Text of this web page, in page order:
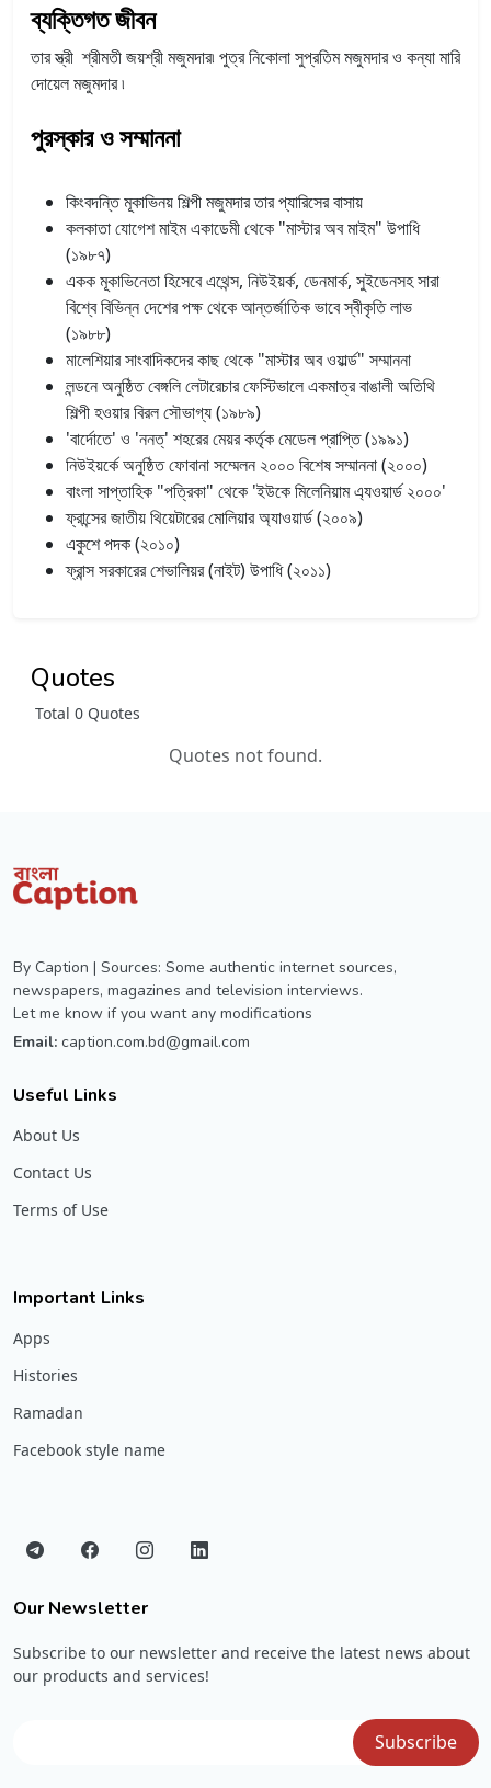
ব্যক্তিগত জীবন
তার স্ত্রী শ্রীমতী জয়শ্রী মজুমদার৷ পুত্র নিকোলা সুপ্রতিম মজুমদার ও কন্যা মারি
দোয়েল মজুমদার ৷
পুরস্কার ও সম্মাননা
কিংবদন্তি মূকাভিনয় শিল্পী মজুমদার তার প্যারিসের বাসায়
কলকাতা যোগেশ মাইম একাডেমী থেকে "মাস্টার অব মাইম" উপাধি
(১৯৮৭)
একক মূকাভিনেতা হিসেবে এথেন্স, নিউইয়র্ক, ডেনমার্ক, সুইডেনসহ সারা
বিশ্বে বিভিন্ন দেশের পক্ষ থেকে আন্তর্জাতিক ভাবে স্বীকৃতি লাভ
(১৯৮৮)
মালেশিয়ার সাংবাদিকদের কাছ থেকে "মাস্টার অব ওয়ার্ল্ড" সম্মাননা
লন্ডনে অনুষ্ঠিত বেঙ্গলি লেটারেচার ফেস্টিভালে একমাত্র বাঙালী অতিথি
শিল্পী হওয়ার বিরল সৌভাগ্য (১৯৮৯)
'বার্দোতে' ও 'ননত্' শহরের মেয়র কর্তৃক মেডেল প্রাপ্তি (১৯৯১)
নিউইয়র্কে অনুষ্ঠিত ফোবানা সম্মেলন ২০০০ বিশেষ সম্মাননা (২০০০)
বাংলা সাপ্তাহিক "পত্রিকা" থেকে 'ইউকে মিলেনিয়াম এ্যওয়ার্ড ২০০০'
ফ্রান্সের জাতীয় থিয়েটারের মোলিয়ার অ্যাওয়ার্ড (২০০৯)
একুশে পদক (২০১০)
ফ্রান্স সরকারের শেভালিয়র (নাইট) উপাধি (২০১১)
Quotes
Total 0 Quotes
Quotes not found.
By Caption | Sources: Some authentic internet sources,
newspapers, magazines and television interviews.
Let me know if you want any modifications
Email: caption.com.bd@gmail.com
Useful Links
About Us
Contact Us
Terms of Use
Important Links
Apps
Histories
Ramadan
Facebook style name
Our Newsletter
Subscribe to our newsletter and receive the latest news about
our products and services!